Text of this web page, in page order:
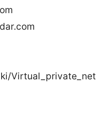
Virtual_private_net